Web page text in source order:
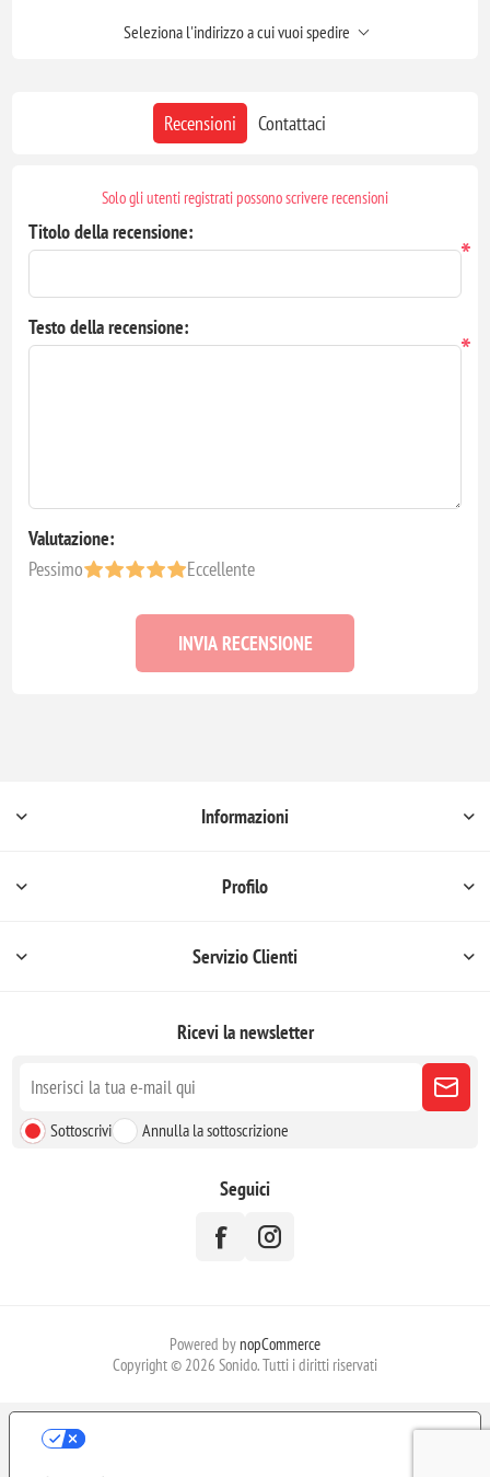
Seleziona l'indirizzo a cui vuoi spedire
Recensioni Contattaci
Solo gli utenti registrati possono scrivere recensioni
Titolo della recensione:
*
Testo della recensione:
*
Valutazione:
Pessimo
Eccellente
INVIA RECENSIONE
Informazioni
Profilo
Servizio Clienti
Ricevi la newsletter
Sottoscrivi Annulla la sottoscrizione
Seguici
Powered by nopCommerce
Copyright © 2026 Sonido. Tutti i diritti riservati
LE TUE PREFERENZE RELATIVE ALLA